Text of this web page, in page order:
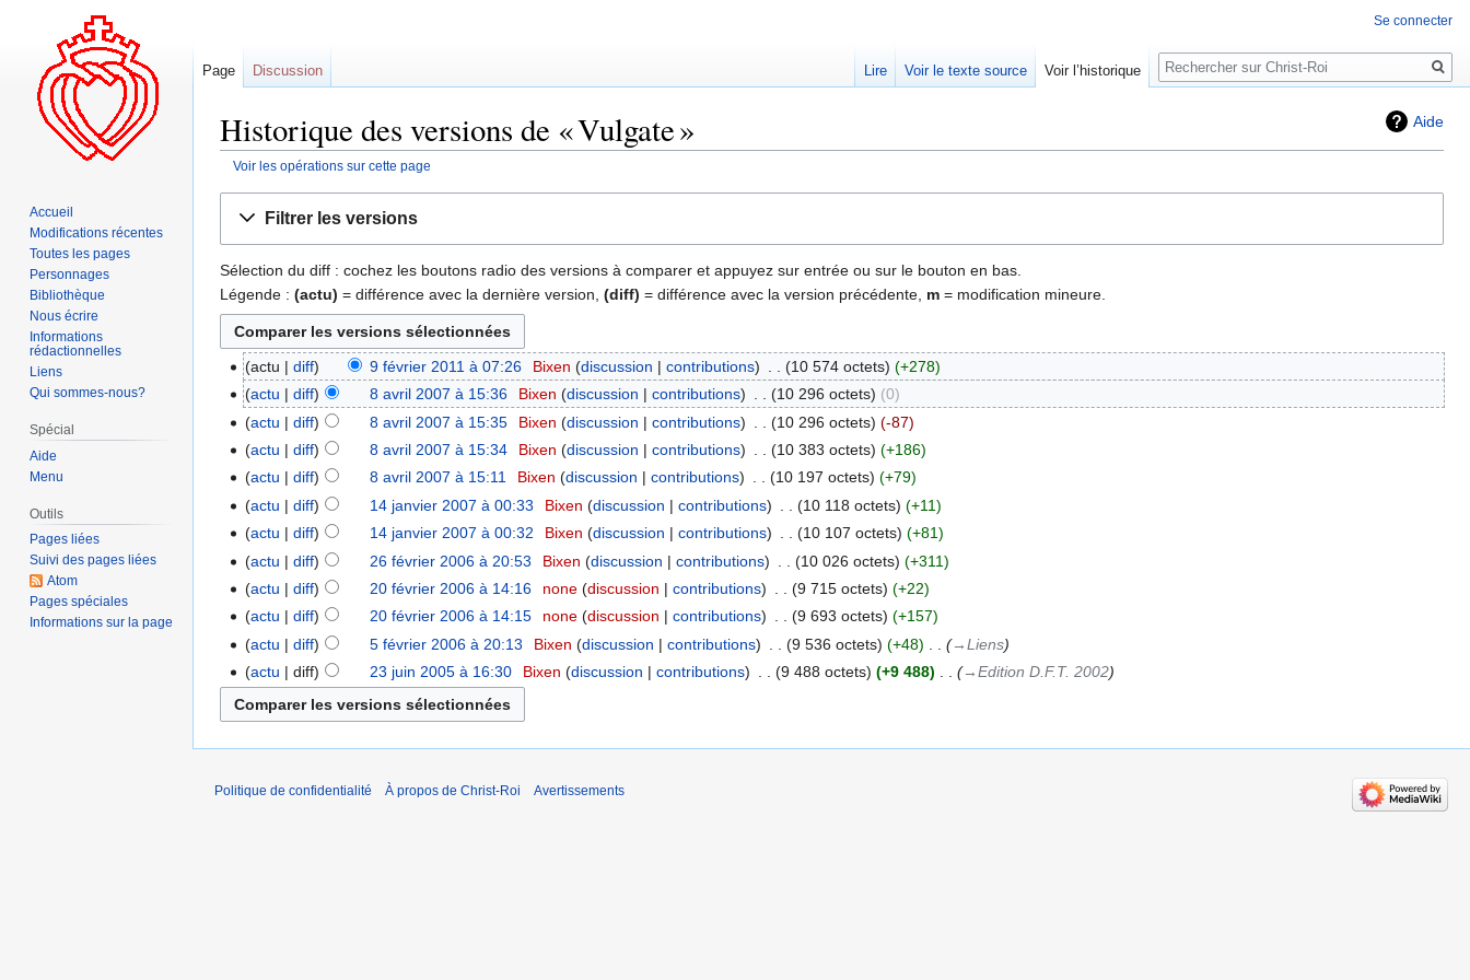
Aide
Historique des versions de « Vulgate »
Voir les opérations sur cette page
navigation
recherche
Filtrer les versions
Sélection du diff : cochez les boutons radio des versions à comparer et appuyez sur entrée ou sur le bouton en bas.
Légende : (actu) = différence avec la dernière version, (diff) = différence avec la version précédente, m = modification mineure.
actu diff 9 février 2011 à 07:26 Bixen discussion contributions 10 574 octets
+278
actu
diff 8 avril 2007 à 15:36 Bixen discussion contributions 10 296 octets
0
actu
diff 8 avril 2007 à 15:35 Bixen discussion contributions 10 296 octets
-87
actu
diff 8 avril 2007 à 15:34 Bixen discussion contributions 10 383 octets
+186
actu
diff 8 avril 2007 à 15:11 Bixen discussion contributions 10 197 octets
+79
actu
diff 14 janvier 2007 à 00:33 Bixen discussion contributions 10 118 octets
+11
actu
diff 14 janvier 2007 à 00:32 Bixen discussion contributions 10 107 octets
+81
actu
diff 26 février 2006 à 20:53 Bixen discussion contributions 10 026 octets
+311
actu
diff 20 février 2006 à 14:16 none discussion contributions 9 715 octets
+22
actu
diff 20 février 2006 à 14:15 none discussion contributions 9 693 octets
+157
actu
diff 5 février 2006 à 20:13 Bixen discussion contributions 9 536 octets +48
→‎Liens
actu
diff 23 juin 2005 à 16:30 Bixen discussion contributions 9 488 octets +9 488 →‎Edition D.F.T. 2002
Se connecter
Page Discussion Lire Voir le texte source Voir l’historique
Rechercher
Accueil
Modifications récentes
Toutes les pages
Personnages
Bibliothèque
Nous écrire
Informations
rédactionnelles
Liens
Qui sommes-nous?
Spécial
Aide
Menu
Outils
Pages liées
Suivi des pages liées
Atom
Pages spéciales
Informations sur la page
Politique de confidentialité À propos de Christ-Roi Avertissements